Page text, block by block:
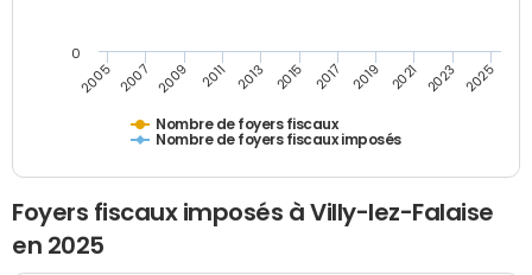
Nombre de foyers fiscaux
Nombre de foyers fiscaux imposés
2005 2007 2009 2011 2013 2015 2017 2019 2021 2023 2025
0
Foyers fiscaux imposés à Villy-lez-Falaise
en 2025